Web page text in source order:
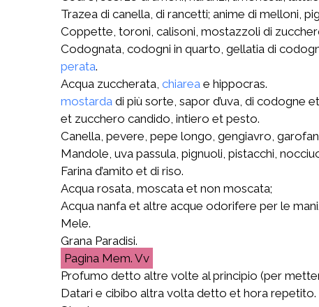
Trazea di canella, di rancetti; anime di melloni,
Coppette, toroni, calisoni, mostazzoli di
Codognata, codogni in quarto, gellatia di
perata.
Acqua zuccherata, chiarea e hippocras.
mostarda di più sorte, sapor d’uva, di codogne
et zucchero candido, intiero et pesto.
Canella, pevere, pepe longo, gengiavro,
Mandole, uva passula, pignuoli, pistacchi,
Farina d’amito et di riso.
Acqua rosata, moscata et non moscata;
Acqua nanfa et altre acque odorifere per le mani.
Mele.
Grana Paradisi.
Mem. Vv
Profumo detto altre volte al principio (per
Datari e cibibo altra volta detto et hora repetito.